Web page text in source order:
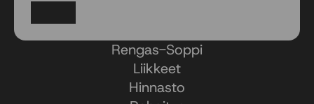
Rengas-Soppi
Liikkeet
Hinnasto